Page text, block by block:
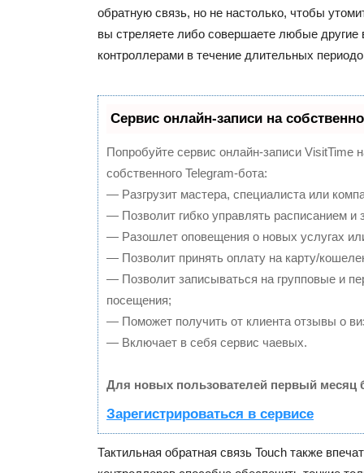
обратную связь, но не настолько, чтобы
вы стреляете либо совершаете любые другие
контроллерами в течение длительных
Сервис онлайн-записи на
Попробуйте сервис онлайн-записи VisitTime
собственного Telegram-бота:
— Разгрузит мастера, специалиста или
— Позволит гибко управлять расписанием и
— Разошлет оповещения о новых услугах
— Позволит принять оплату на карту/
— Позволит записываться на групповые и
посещения;
— Поможет получить от клиента отзывы о
— Включает в себя сервис чаевых.
Для новых пользователей первый месяц
Зарегистрироваться в сервисе
Тактильная обратная связь Touch также